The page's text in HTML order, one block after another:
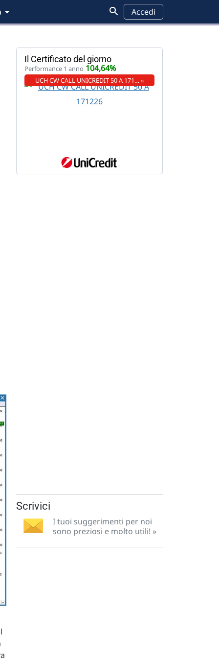
Accedi
Il Certificato del giorno
Performance 1 anno 104,64%
UCH CW CALL UNICREDIT 50 A 171… »
Scrivici
I tuoi suggerimenti per noi
sono preziosi e molto utili! »